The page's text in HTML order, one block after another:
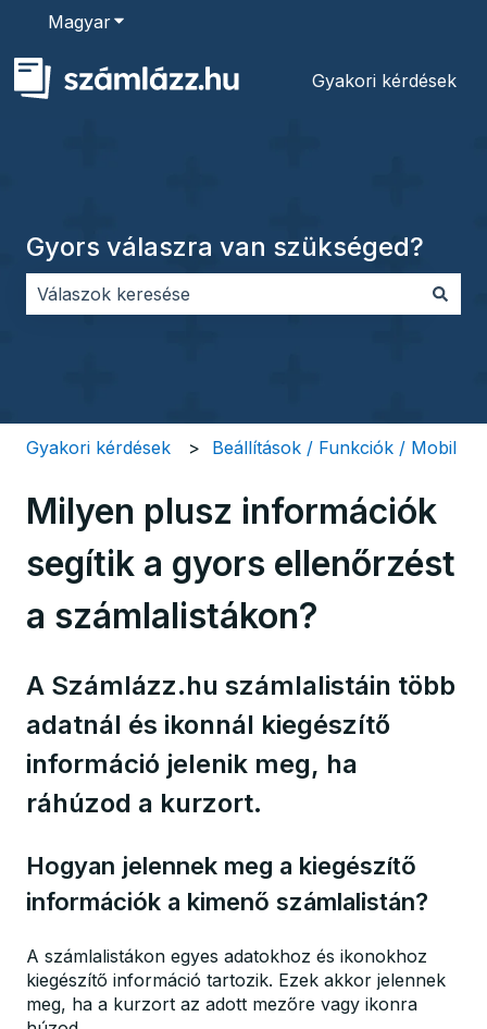
MagyarAlmenü megjelenítése fordításokhoz
Gyakori kérdések
Gyors válaszra van szükséged?
Gyakori kérdések Beállítások / Funkciók / Mobil
Milyen plusz információk
segítik a gyors ellenőrzést
a számlalistákon?
A Számlázz.hu számlalistáin több
adatnál és ikonnál kiegészítő
információ jelenik meg, ha
ráhúzod a kurzort.
Hogyan jelennek meg a kiegészítő
információk a kimenő számlalistán?
A számlalistákon egyes adatokhoz és ikonokhoz
kiegészítő információ tartozik. Ezek akkor jelennek
meg, ha a kurzort az adott mezőre vagy ikonra